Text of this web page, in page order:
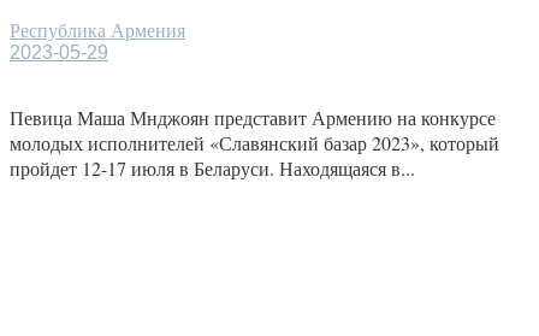
Республика Армения
2023-05-29
Певица Маша Мнджоян представит Армению на конкурсе
молодых исполнителей «Славянский базар 2023», который
пройдет 12-17 июля в Беларуси. Находящаяся в...